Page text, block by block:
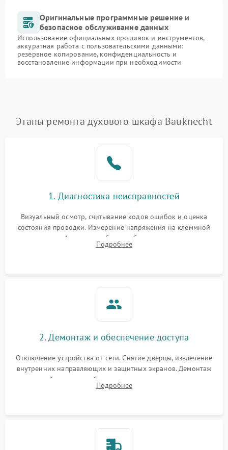
Оригинальные программные решение и
безопасное обслуживание данных
Использование официальных прошивок и инструментов,
аккуратная работа с пользовательскими данными:
резервное копирование, конфиденциальность и
восстановление информации при необходимости
Этапы ремонта духового шкафа Bauknecht
1. Диагностика неисправностей
Визуальный осмотр, считывание кодов ошибок и оценка
состояния проводки. Измерение напряжения на клеммной
колодке. Анализ жалоб на проблемы с нагревом,
конвекцией, панелью управления или блокировкой дверцы.
Подробнее
2. Демонтаж и обеспечение доступа
Отключение устройства от сети. Снятие дверцы, извлечение
внутренних направляющих и защитных экранов. Демонтаж
задней или верхней панели для прямого доступа к
нагревательным элементам, плате и вентиляторам.
Подробнее